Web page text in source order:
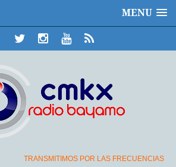
MENU
TRANSMITIMOS POR LAS FRECUENCIAS